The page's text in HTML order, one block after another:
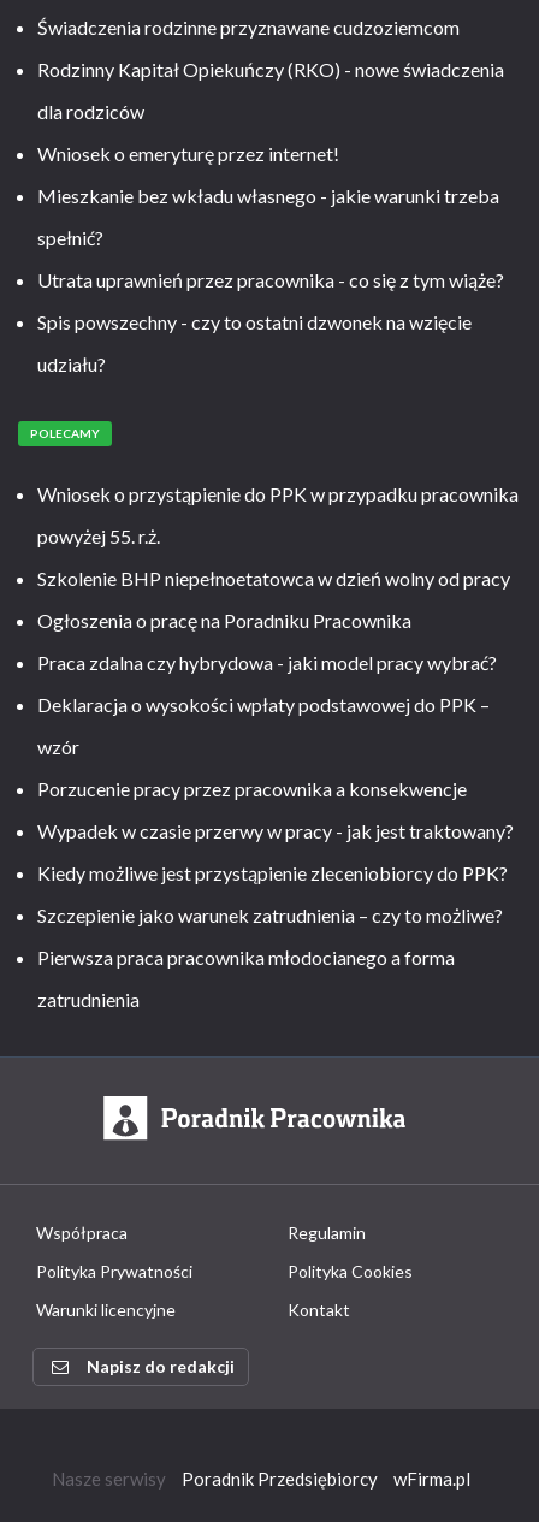
Świadczenia rodzinne przyznawane cudzoziemcom
Rodzinny Kapitał Opiekuńczy (RKO) - nowe świadczenia
dla rodziców
Wniosek o emeryturę przez internet!
Mieszkanie bez wkładu własnego - jakie warunki trzeba
spełnić?
Utrata uprawnień przez pracownika - co się z tym wiąże?
Spis powszechny - czy to ostatni dzwonek na wzięcie
udziału?
POLECAMY
Wniosek o przystąpienie do PPK w przypadku pracownika
powyżej 55. r.ż.
Szkolenie BHP niepełnoetatowca w dzień wolny od pracy
Ogłoszenia o pracę na Poradniku Pracownika
Praca zdalna czy hybrydowa - jaki model pracy wybrać?
Deklaracja o wysokości wpłaty podstawowej do PPK –
wzór
Porzucenie pracy przez pracownika a konsekwencje
Wypadek w czasie przerwy w pracy - jak jest traktowany?
Kiedy możliwe jest przystąpienie zleceniobiorcy do PPK?
Szczepienie jako warunek zatrudnienia – czy to możliwe?
Pierwsza praca pracownika młodocianego a forma
zatrudnienia
Współpraca
Regulamin
Polityka Prywatności
Polityka Cookies
Warunki licencyjne
Kontakt
Napisz do redakcji
Nasze serwisy Poradnik Przedsiębiorcy wFirma.pl